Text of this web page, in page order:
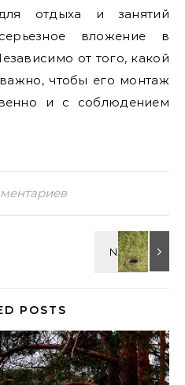
отдыха и занятий
вложение в
от того, какой
чтобы его монтаж
и с соблюдением
POSTS